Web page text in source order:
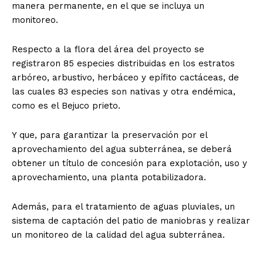
manera permanente, en el que se incluya un
monitoreo.
Respecto a la flora del área del proyecto se
registraron 85 especies distribuidas en los estratos
arbóreo, arbustivo, herbáceo y epífito cactáceas, de
las cuales 83 especies son nativas y otra endémica,
como es el Bejuco prieto.
Y que, para garantizar la preservación por el
aprovechamiento del agua subterránea, se deberá
obtener un título de concesión para explotación, uso y
aprovechamiento, una planta potabilizadora.
Además, para el tratamiento de aguas pluviales, un
sistema de captación del patio de maniobras y realizar
un monitoreo de la calidad del agua subterránea.